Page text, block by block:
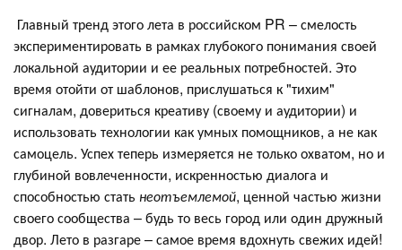
Главный тренд этого лета в российском PR – смелость
экспериментировать в рамках глубокого понимания своей
локальной аудитории и ее реальных потребностей. Это
время отойти от шаблонов, прислушаться к "тихим"
сигналам, довериться креативу (своему и аудитории) и
использовать технологии как умных помощников, а не как
самоцель. Успех теперь измеряется не только охватом, но и
глубиной вовлеченности, искренностью диалога и
способностью стать неотъемлемой, ценной частью жизни
своего сообщества – будь то весь город или один дружный
двор. Лето в разгаре – самое время вдохнуть свежих идей!